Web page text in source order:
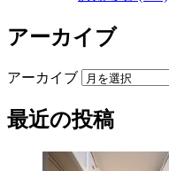
アーカイブ
アーカイブ
最近の投稿